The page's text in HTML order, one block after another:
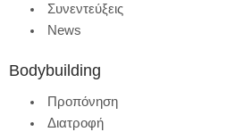
Συνεντεύξεις
News
Bodybuilding
Προπόνηση
Διατροφή